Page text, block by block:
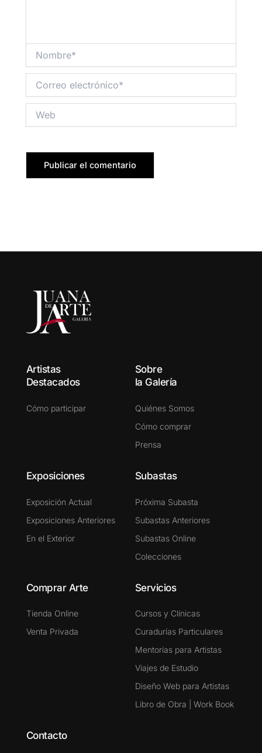
electrónico*
Artistas
Destacados
Cómo participar
Sobre
la Galería
Quiénes Somos
Cómo comprar
Prensa
Exposiciones
Exposición Actual
Exposiciones Anteriores
En el Exterior
Subastas
Próxima Subasta
Subastas Anteriores
Subastas Online
Colecciones
Comprar Arte
Tienda Online
Venta Privada
Servicios
Cursos y Clínicas
Curadurías Particulares
Mentorías para Artistas
Viajes de Estudio
Diseño Web para Artistas
Libro de Obra | Work Book
Contacto